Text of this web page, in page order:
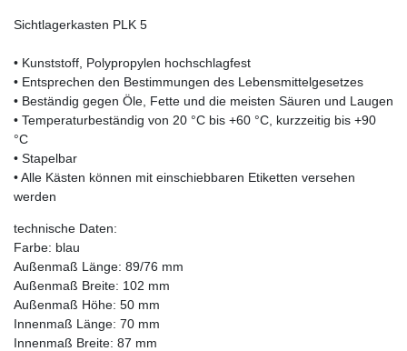
Sichtlagerkasten PLK 5
• Kunststoff, Polypropylen hochschlagfest
• Entsprechen den Bestimmungen des Lebensmittelgesetzes
• Beständig gegen Öle, Fette und die meisten Säuren und Laugen
• Temperaturbeständig von 20 °C bis +60 °C, kurzzeitig bis +90
°C
• Stapelbar
• Alle Kästen können mit einschiebbaren Etiketten versehen
werden
technische Daten:
Farbe: blau
Außenmaß Länge: 89/76 mm
Außenmaß Breite: 102 mm
Außenmaß Höhe: 50 mm
Innenmaß Länge: 70 mm
Innenmaß Breite: 87 mm